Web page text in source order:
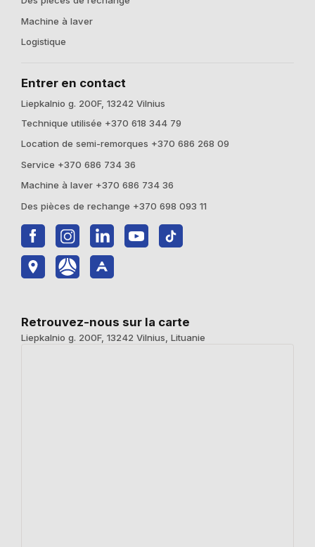
Machine à laver
Logistique
Entrer en contact
Liepkalnio g. 200F, 13242 Vilnius
Technique utilisée +370 618 344 79
Location de semi-remorques +370 686 268 09
Service +370 686 734 36
Machine à laver +370 686 734 36
Des pièces de rechange +370 698 093 11
Retrouvez-nous sur la carte
Liepkalnio g. 200F, 13242 Vilnius, Lituanie